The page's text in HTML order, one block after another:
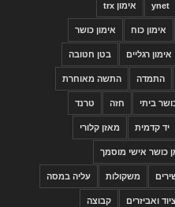
ynet אימון trx
אימון כוח אימון כושר
אימון רגליים בטן חטובה
התמדה התשה מאוחרת
ביתי חזה טרנד
יד קדמית מאזן קלורי
כושר אישי מוסמך
משקולות עליה במסה
ציוד ואביזרים קבוצה